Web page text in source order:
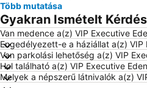
Több mutatása
Gyakran Ismételt
Van medence a(z) VIP Executive
Engedélyezett-e a háziállat a(z)
Van parkolási lehetőség a(z) VIP
Hol található a(z) VIP Executive
Melyek a népszerű látnivalók a(z)